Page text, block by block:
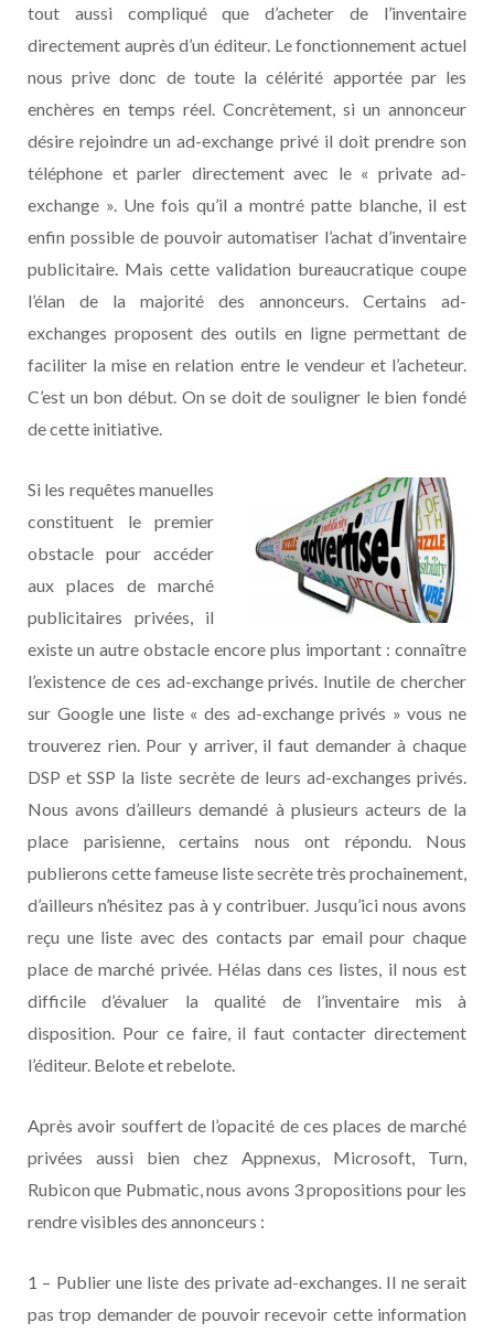
tout aussi compliqué que d’acheter de l’inventaire
directement auprès d’un éditeur. Le fonctionnement actuel
nous prive donc de toute la célérité apportée par les
enchères en temps réel. Concrètement, si un annonceur
désire rejoindre un ad-exchange privé il doit prendre son
téléphone et parler directement avec le « private ad-
exchange ». Une fois qu’il a montré patte blanche, il est
enfin possible de pouvoir automatiser l’achat d’inventaire
publicitaire. Mais cette validation bureaucratique coupe
l’élan de la majorité des annonceurs. Certains ad-
exchanges proposent des outils en ligne permettant de
faciliter la mise en relation entre le vendeur et l’acheteur.
C’est un bon début. On se doit de souligner le bien fondé
de cette initiative.
Si les requêtes manuelles
constituent le premier
obstacle pour accéder
aux places de marché
publicitaires privées, il
existe un autre obstacle encore plus important : connaître
l’existence de ces ad-exchange privés. Inutile de chercher
sur Google une liste « des ad-exchange privés » vous ne
trouverez rien. Pour y arriver, il faut demander à chaque
DSP et SSP la liste secrète de leurs ad-exchanges privés.
Nous avons d’ailleurs demandé à plusieurs acteurs de la
place parisienne, certains nous ont répondu. Nous
publierons cette fameuse liste secrète très prochainement,
d’ailleurs n’hésitez pas à y contribuer. Jusqu’ici nous avons
reçu une liste avec des contacts par email pour chaque
place de marché privée. Hélas dans ces listes, il nous est
difficile d’évaluer la qualité de l’inventaire mis à
disposition. Pour ce faire, il faut contacter directement
l’éditeur. Belote et rebelote.
Après avoir souffert de l’opacité de ces places de marché
privées aussi bien chez Appnexus, Microsoft, Turn,
Rubicon que Pubmatic, nous avons 3 propositions pour les
rendre visibles des annonceurs :
1 – Publier une liste des private ad-exchanges. Il ne serait
pas trop demander de pouvoir recevoir cette information